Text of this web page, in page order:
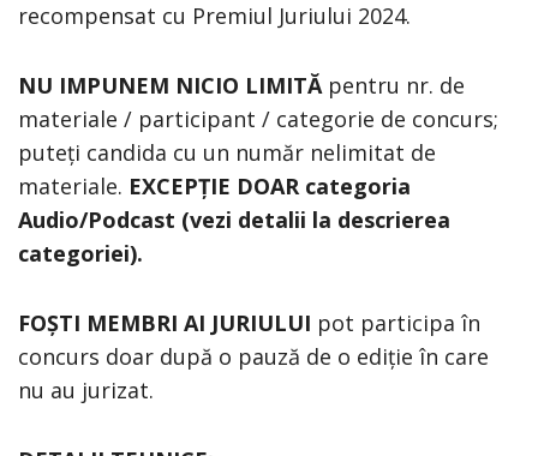
recompensat cu Premiul Juriului 2024.
NU IMPUNEM NICIO LIMITĂpentru nr. de
materiale / participant / categorie de concurs;
puteți candida cu un număr nelimitat de
materiale. EXCEPȚIE DOAR categoria
Audio/Podcast (vezi detalii la descrierea
categoriei).
FOȘTI MEMBRI AI JURIULUI pot participa în
concurs doar după o pauză de o ediție în care
nu au jurizat.